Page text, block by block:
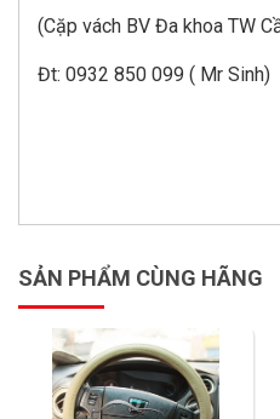
(Cặp vách BV Đa khoa TW
Đt: 0932 850 099 ( Mr Sinh)
SẢN PHẨM CÙNG HÃNG